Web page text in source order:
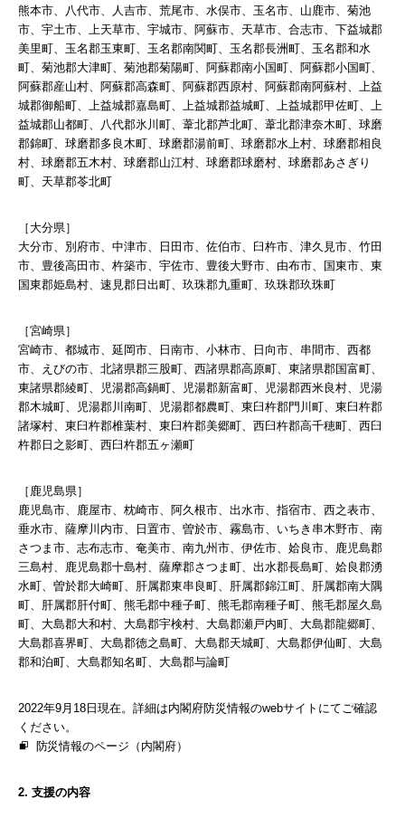
熊本市、八代市、人吉市、荒尾市、水俣市、玉名市、山鹿市、菊池
市、宇土市、上天草市、宇城市、阿蘇市、天草市、合志市、下益城郡
美里町、玉名郡玉東町、玉名郡南関町、玉名郡長洲町、玉名郡和水
町、菊池郡大津町、菊池郡菊陽町、阿蘇郡南小国町、阿蘇郡小国町、
阿蘇郡産山村、阿蘇郡高森町、阿蘇郡西原村、阿蘇郡南阿蘇村、上益
城郡御船町、上益城郡嘉島町、上益城郡益城町、上益城郡甲佐町、上
益城郡山都町、八代郡氷川町、葦北郡芦北町、葦北郡津奈木町、球磨
郡錦町、球磨郡多良木町、球磨郡湯前町、球磨郡水上村、球磨郡相良
村、球磨郡五木村、球磨郡山江村、球磨郡球磨村、球磨郡あさぎり
町、天草郡苓北町
［大分県］
大分市、別府市、中津市、日田市、佐伯市、臼杵市、津久見市、竹田
市、豊後高田市、杵築市、宇佐市、豊後大野市、由布市、国東市、東
国東郡姫島村、速見郡日出町、玖珠郡九重町、玖珠郡玖珠町
［宮崎県］
宮崎市、都城市、延岡市、日南市、小林市、日向市、串間市、西都
市、えびの市、北諸県郡三股町、西諸県郡高原町、東諸県郡国富町、
東諸県郡綾町、児湯郡高鍋町、児湯郡新富町、児湯郡西米良村、児湯
郡木城町、児湯郡川南町、児湯郡都農町、東臼杵郡門川町、東臼杵郡
諸塚村、東臼杵郡椎葉村、東臼杵郡美郷町、西臼杵郡高千穂町、西臼
杵郡日之影町、西臼杵郡五ヶ瀬町
［鹿児島県］
鹿児島市、鹿屋市、枕崎市、阿久根市、出水市、指宿市、西之表市、
垂水市、薩摩川内市、日置市、曽於市、霧島市、いちき串木野市、南
さつま市、志布志市、奄美市、南九州市、伊佐市、姶良市、鹿児島郡
三島村、鹿児島郡十島村、薩摩郡さつま町、出水郡長島町、姶良郡湧
水町、曽於郡大崎町、肝属郡東串良町、肝属郡錦江町、肝属郡南大隅
町、肝属郡肝付町、熊毛郡中種子町、熊毛郡南種子町、熊毛郡屋久島
町、大島郡大和村、大島郡宇検村、大島郡瀬戸内町、大島郡龍郷町、
大島郡喜界町、大島郡徳之島町、大島郡天城町、大島郡伊仙町、大島
郡和泊町、大島郡知名町、大島郡与論町
2022年9月18日現在。詳細は内閣府防災情報のwebサイトにてご確認
ください。
防災情報のページ（内閣府）
2. 支援の内容